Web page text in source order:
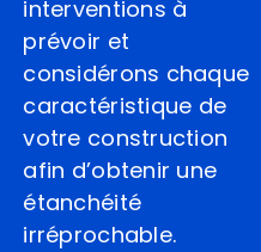
interventions à
prévoir et
considérons chaque
caractéristique de
votre construction
afin d’obtenir une
étanchéité
irréprochable.